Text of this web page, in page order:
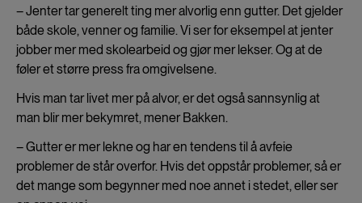
– Jenter tar generelt ting mer alvorlig enn gutter. Det gjelder
både skole, venner og familie. Vi ser for eksempel at jenter
jobber mer med skolearbeid og gjør mer lekser. Og at de
føler et større press fra omgivelsene.
Hvis man tar livet mer på alvor, er det også sannsynlig at
man blir mer bekymret, mener Bakken.
– Gutter er mer lekne og har en tendens til å avfeie
problemer de står overfor. Hvis det oppstår problemer, så er
det mange som begynner med noe annet i stedet, eller ser